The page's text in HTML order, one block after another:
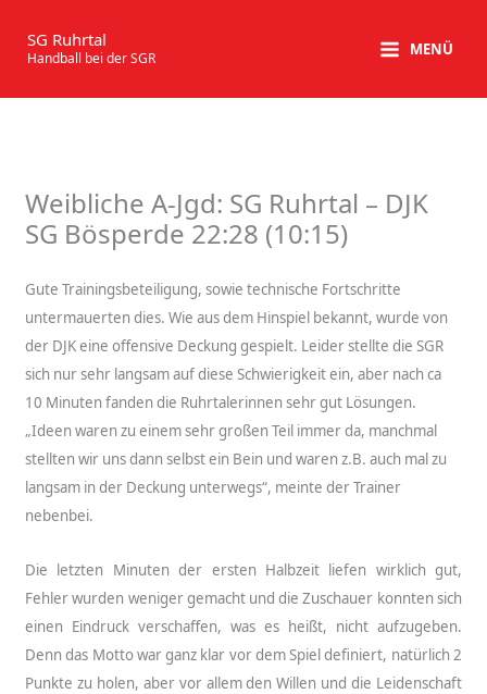
Inhalt
springen
SG Ruhrtal
Handball bei der SGR MENÜ
Weibliche A-Jgd: SG Ruhrtal – DJK
SG Bösperde 22:28 (10:15)
Gute Trainingsbeteiligung, sowie technische Fortschritte
untermauerten dies. Wie aus dem Hinspiel bekannt, wurde von
der DJK eine offensive Deckung gespielt. Leider stellte die SGR
sich nur sehr langsam auf diese Schwierigkeit ein, aber nach ca
10 Minuten fanden die Ruhrtalerinnen sehr gut Lösungen.
„Ideen waren zu einem sehr großen Teil immer da, manchmal
stellten wir uns dann selbst ein Bein und waren z.B. auch mal zu
langsam in der Deckung unterwegs“, meinte der Trainer
nebenbei.
Die letzten Minuten der ersten Halbzeit liefen wirklich gut,
Fehler wurden weniger gemacht und die Zuschauer konnten sich
einen Eindruck verschaffen, was es heißt, nicht aufzugeben.
Denn das Motto war ganz klar vor dem Spiel definiert, natürlich 2
Punkte zu holen, aber vor allem den Willen und die Leidenschaft